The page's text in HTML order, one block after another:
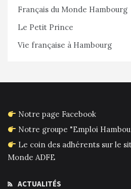
Français du Monde Hambourg
Le Petit Prince
Vie française à Hambourg
Notre page Facebook
Notre groupe "Emploi
Le coin des adhérents sur le
Monde ADFE
ACTUALITÉS